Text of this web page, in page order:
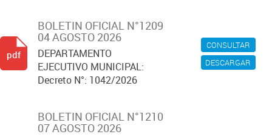
CONSULTAR
DESCARGAR
BOLETIN OFICIAL N°1209
04 AGOSTO 2026
DEPARTAMENTO
EJECUTIVO MUNICIPAL:
Decreto N°: 1042/2026
pdf
BOLETIN OFICIAL N°1210
07 AGOSTO 2026